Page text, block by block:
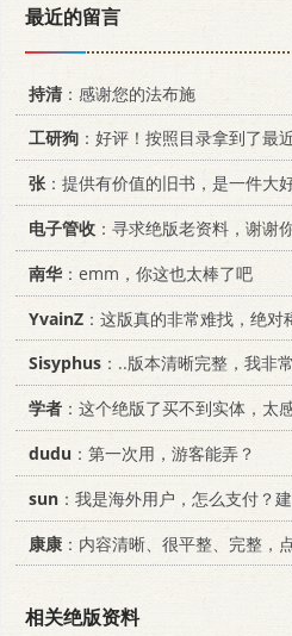
最近的留言
持清：感谢您的法布施
工研狗 ：好评！按照目录拿到了最
张：提供有价值的旧书，是一件大好
电子管收 ：寻求绝版老资料，谢谢
南华 ：emm，你这也太棒了吧
YvainZ ：这版真的非常难找，绝对
Sisyphus ：..版本清晰完整，我非常满
学者 ：这个绝版了买不到实体，太
dudu ：第一次用，游客能弄？
sun ：我是海外用户，怎么支付？
康康 ：内容清晰、很平整、完整，
相关绝版资料